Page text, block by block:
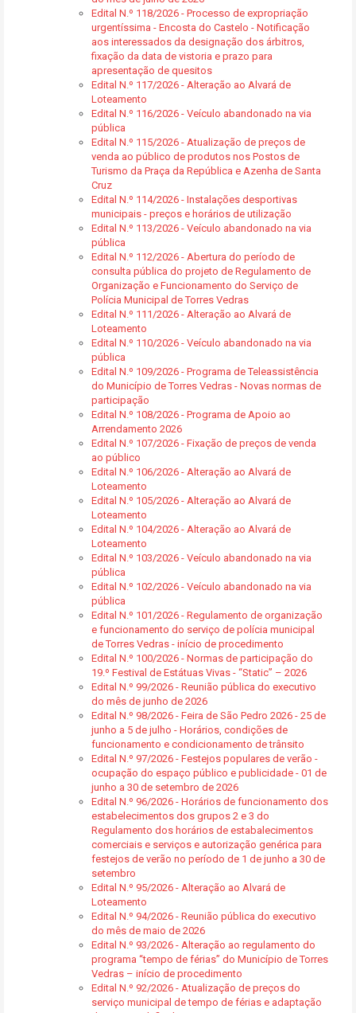
Edital N.º 118/2026 - Processo de expropriação
urgentíssima - Encosta do Castelo - Notificação
aos interessados da designação dos árbitros,
fixação da data de vistoria e prazo para
apresentação de quesitos
Edital N.º 117/2026 - Alteração ao Alvará de
Loteamento
Edital N.º 116/2026 - Veículo abandonado na via
pública
Edital N.º 115/2026 - Atualização de preços de
venda ao público de produtos nos Postos de
Turismo da Praça da República e Azenha de Santa
Cruz
Edital N.º 114/2026 - Instalações desportivas
municipais - preços e horários de utilização
Edital N.º 113/2026 - Veículo abandonado na via
pública
Edital N.º 112/2026 - Abertura do período de
consulta pública do projeto de Regulamento de
Organização e Funcionamento do Serviço de
Polícia Municipal de Torres Vedras
Edital N.º 111/2026 - Alteração ao Alvará de
Loteamento
Edital N.º 110/2026 - Veículo abandonado na via
pública
Edital N.º 109/2026 - Programa de Teleassistência
do Município de Torres Vedras - Novas normas de
participação
Edital N.º 108/2026 - Programa de Apoio ao
Arrendamento 2026
Edital N.º 107/2026 - Fixação de preços de venda
ao público
Edital N.º 106/2026 - Alteração ao Alvará de
Loteamento
Edital N.º 105/2026 - Alteração ao Alvará de
Loteamento
Edital N.º 104/2026 - Alteração ao Alvará de
Loteamento
Edital N.º 103/2026 - Veículo abandonado na via
pública
Edital N.º 102/2026 - Veículo abandonado na via
pública
Edital N.º 101/2026 - Regulamento de organização
e funcionamento do serviço de polícia municipal
de Torres Vedras - início de procedimento
Edital N.º 100/2026 - Normas de participação do
19.º Festival de Estátuas Vivas - “Static” – 2026
Edital N.º 99/2026 - Reunião pública do executivo
do mês de junho de 2026
Edital N.º 98/2026 - Feira de São Pedro 2026 - 25 de
junho a 5 de julho - Horários, condições de
funcionamento e condicionamento de trânsito
Edital N.º 97/2026 - Festejos populares de verão -
ocupação do espaço público e publicidade - 01 de
junho a 30 de setembro de 2026
Edital N.º 96/2026 - Horários de funcionamento dos
estabelecimentos dos grupos 2 e 3 do
Regulamento dos horários de estabalecimentos
comerciais e serviços e autorização genérica para
festejos de verão no período de 1 de junho a 30 de
setembro
Edital N.º 95/2026 - Alteração ao Alvará de
Loteamento
Edital N.º 94/2026 - Reunião pública do executivo
do mês de maio de 2026
Edital N.º 93/2026 - Alteração ao regulamento do
programa “tempo de férias” do Município de Torres
Vedras – início de procedimento
Edital N.º 92/2026 - Atualização de preços do
serviço municipal de tempo de férias e adaptação